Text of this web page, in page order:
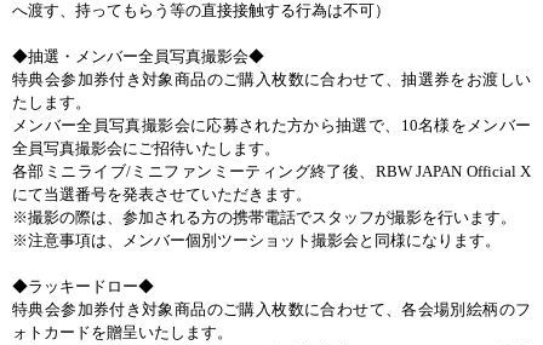
へ渡す、持ってもらう等の直接接触する行為は不可）
◆抽選・メンバー全員写真撮影会◆
特典会参加券付き対象商品のご購入枚数に合わせて、抽選券をお渡しい
たします。
メンバー全員写真撮影会に応募された方から抽選で、 10名様をメンバー
全員写真撮影会にご招待いたします。
各部ミニライブ/ミニファンミーティング終了後、 RBW JAPAN Official X
にて当選番号を発表させていただきます。
※撮影の際は、参加される方の携帯電話でスタッフが撮影を行います。
※注意事項は、メンバー個別ツーショット撮影会と同様になります。
◆ラッキードロー◆
特典会参加券付き対象商品のご購入枚数に合わせて、各会場別絵柄のフ
ォトカードを贈呈いたします。